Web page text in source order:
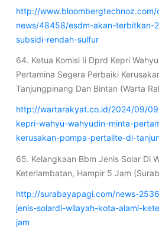
http://www.bloombergtechnoz.com/
news/48458/esdm-akan-terbitkan-
subsidi-rendah-sulfur
64. Ketua Komisi Ii Dprd Kepri
Pertamina Segera Perbaiki
Tanjungpinang Dan Bintan (Warta
http://wartarakyat.co.id/2024/09/
kepri-wahyu-wahyudin-minta-
kerusakan-pompa-pertalite-di-
65. Kelangkaan Bbm Jenis Solar Di
Keterlambatan, Hampir 5 Jam
http://surabayapagi.com/news-
jenis-solardi-wilayah-kota-alami-
jam